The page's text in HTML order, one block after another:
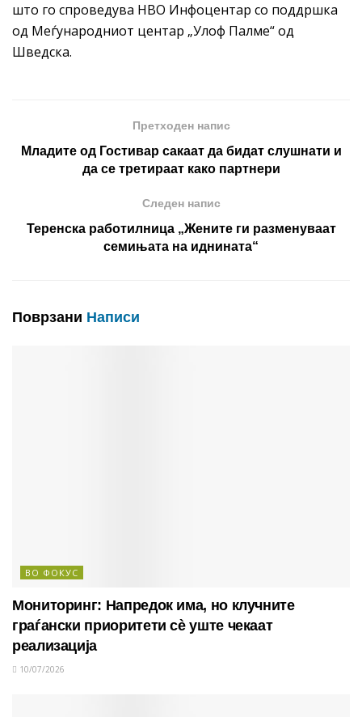
што го спроведува НВО Инфоцентар со поддршка
од Меѓународниот центар „Улоф Палме“ од
Шведска.
Претходен напис
Младите од Гостивар сакаат да бидат слушнати и
да се третираат како партнери
Следен напис
Теренска работилница „Жените ги разменуваат
семињата на иднината“
Поврзани Написи
ВО ФОКУС
Мониторинг: Напредок има, но клучните
граѓански приоритети сè уште чекаат
реализација
10/07/2026